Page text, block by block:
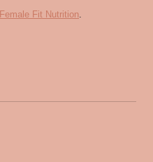
Female Fit Nutrition.